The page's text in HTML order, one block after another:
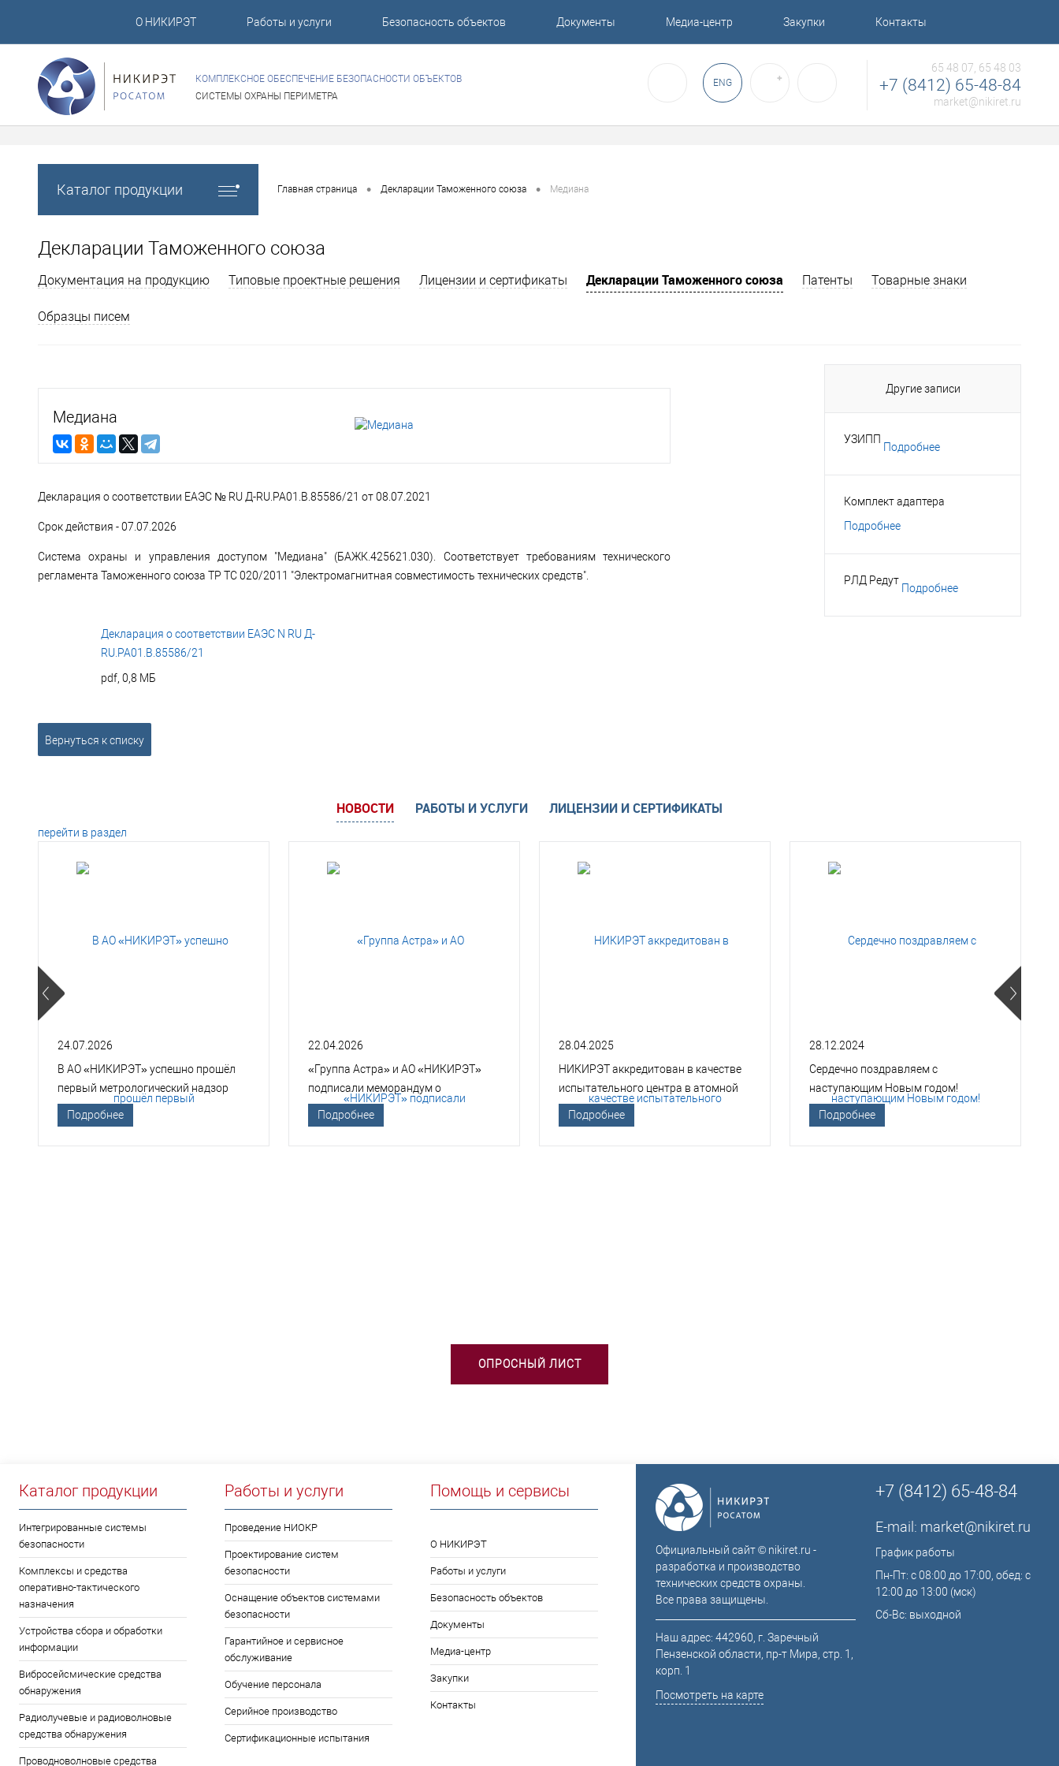
О НИКИРЭТ Работы и услуги Безопасность объектов Документы Медиа-центр Закупки Контакты
КОМПЛЕКСНОЕ ОБЕСПЕЧЕНИЕ БЕЗОПАСНОСТИ ОБЪЕКТОВ
СИСТЕМЫ ОХРАНЫ ПЕРИМЕТРА
ENG ✚
65 48 07, 65 48 03
+7 (8412) 65-48-84
market@nikiret.ru
Каталог продукции Главная страница • Декларации Таможенного союза • Медиана
Декларации Таможенного союза
Документация на продукцию Типовые проектные решения Лицензии и сертификаты Декларации Таможенного союза Патенты Товарные знаки
Образцы писем
Медиана
Декларация о соответствии ЕАЭС № RU Д-RU.РА01.В.85586/21 от 08.07.2021
Срок действия - 07.07.2026
Система охраны и управления доступом "Медиана" (БАЖК.425621.030). Соответствует требованиям технического
регламента Таможенного союза ТР ТС 020/2011 "Электромагнитная совместимость технических средств".
Декларация о соответствии ЕАЭС N RU Д-
RU.РА01.В.85586/21
pdf, 0,8 МБ
Вернуться к списку
Другие записи
УЗИПП
Подробнее
Комплект адаптера
Подробнее
РЛД Редут
Подробнее
НОВОСТИ РАБОТЫ И УСЛУГИ ЛИЦЕНЗИИ И СЕРТИФИКАТЫ
перейти в раздел
24.07.2026
В АО «НИКИРЭТ» успешно прошёл
первый метрологический надзор
Госкорпорации «Росатом»
Подробнее
22.04.2026
«Группа Астра» и АО «НИКИРЭТ»
подписали меморандум о
технологическом сотрудничестве
Подробнее
28.04.2025
НИКИРЭТ аккредитован в качестве
испытательного центра в атомной
отрасли
Подробнее
28.12.2024
Сердечно поздравляем с
наступающим Новым годом!
Подробнее
ОПРОСНЫЙ ЛИСТ
Каталог продукции
Интегрированные системы
безопасности
Комплексы и средства
оперативно-тактического
назначения
Устройства сбора и обработки
информации
Вибросейсмические средства
обнаружения
Радиолучевые и радиоволновые
средства обнаружения
Проводноволновые средства
Работы и услуги
Проведение НИОКР
Проектирование систем
безопасности
Оснащение объектов системами
безопасности
Гарантийное и сервисное
обслуживание
Обучение персонала
Серийное производство
Сертификационные испытания
Помощь и сервисы
О НИКИРЭТ
Работы и услуги
Безопасность объектов
Документы
Медиа-центр
Закупки
Контакты
Официальный сайт © nikiret.ru -
разработка и производство
технических средств охраны.
Все права защищены.
Наш адрес: 442960, г. Заречный
Пензенской области, пр-т Мира, стр. 1,
корп. 1
Посмотреть на карте
+7 (8412) 65-48-84
E-mail: market@nikiret.ru
График работы
Пн-Пт: с 08:00 до 17:00, обед: с
12:00 до 13:00 (мск)
Сб-Вс: выходной